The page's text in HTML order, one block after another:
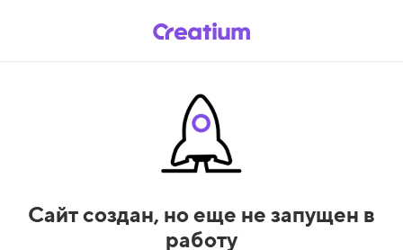
Сайт создан, но еще не запущен в
работу